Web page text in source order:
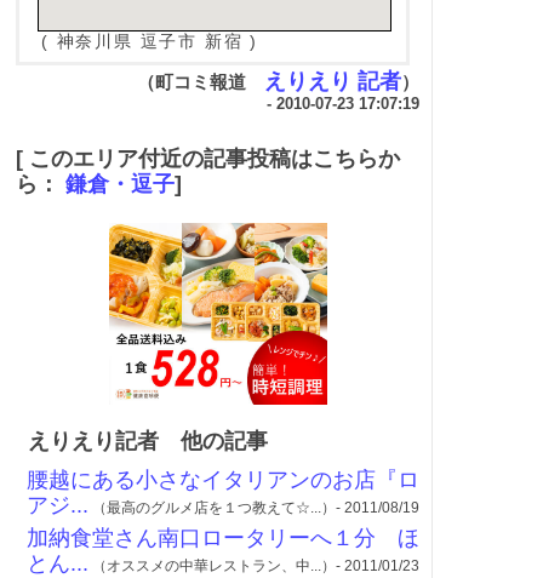
( 神奈川県 逗子市 新宿 )
（町コミ報道 えりえり 記者）
- 2010-07-23 17:07:19
[ このエリア付近の記事投稿はこちらか
ら： 鎌倉・逗子]
えりえり記者 他の記事
腰越にある小さなイタリアンのお店『ロ
アジ... （最高のグルメ店を１つ教えて☆...）- 2011/08/19
加納食堂さん南口ロータリーへ１分 ほ
とん... （オススメの中華レストラン、中...）- 2011/01/23